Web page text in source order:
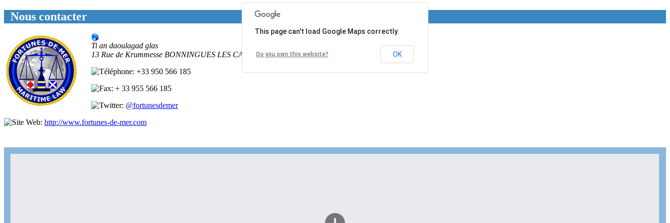
Nous contacter
Ti an daoulagad glas
13 Rue de Krummesse BONNINGUES LES CALAISPAS DE CALAIS62340
+33 950 566 185
+ 33 955 566 185
@fortunesdemer
http://www.fortunes-de-mer.com
This page can't load Google Maps correctly.
Do you own this website? OK